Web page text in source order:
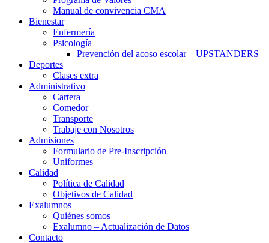
Manual de convivencia CMA
Bienestar
Enfermería
Psicología
Prevención del acoso escolar – UPSTANDERS
Deportes
Clases extra
Administrativo
Cartera
Comedor
Transporte
Trabaje con Nosotros
Admisiones
Formulario de Pre-Inscripción
Uniformes
Calidad
Política de Calidad
Objetivos de Calidad
Exalumnos
Quiénes somos
Exalumno – Actualización de Datos
Contacto